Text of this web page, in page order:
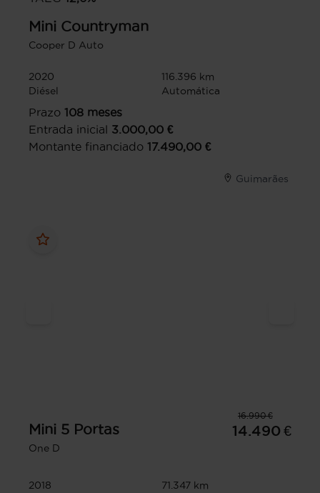
Mini Countryman
Cooper D Auto
2020
116.396 km
Diésel
Automática
Prazo 108 meses
Entrada inicial 3.000,00 €
Montante financiado 17.490,00 €
Guimarães
16.990 €
Mini 5 Portas
One D
14.490 €
2018
71.347 km